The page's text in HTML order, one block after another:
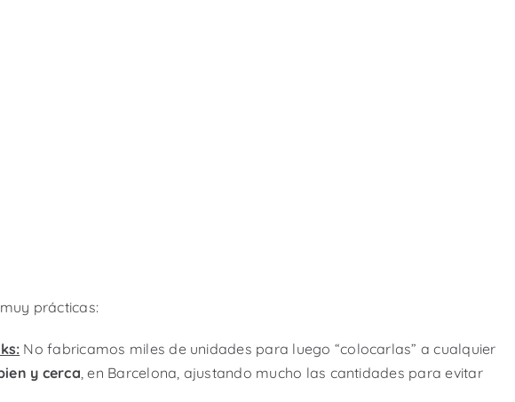
prácticas:
No fabricamos miles de unidades para luego “colocarlas” a cualquier
y cerca, en Barcelona, ajustando mucho las cantidades para evitar